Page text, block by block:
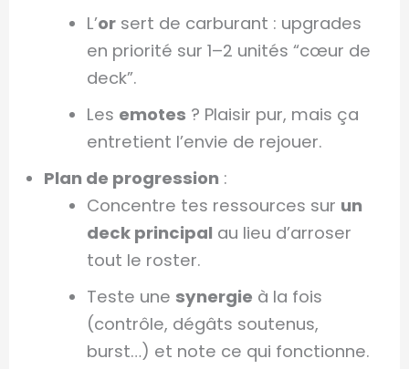
L’or sert de carburant : upgrades
en priorité sur 1–2 unités “cœur de
deck”.
Les emotes ? Plaisir pur, mais ça
entretient l’envie de rejouer.
Plan de progression :
Concentre tes ressources sur un
deck principal au lieu d’arroser
tout le roster.
Teste une synergie à la fois
(contrôle, dégâts soutenus,
burst…) et note ce qui fonctionne.